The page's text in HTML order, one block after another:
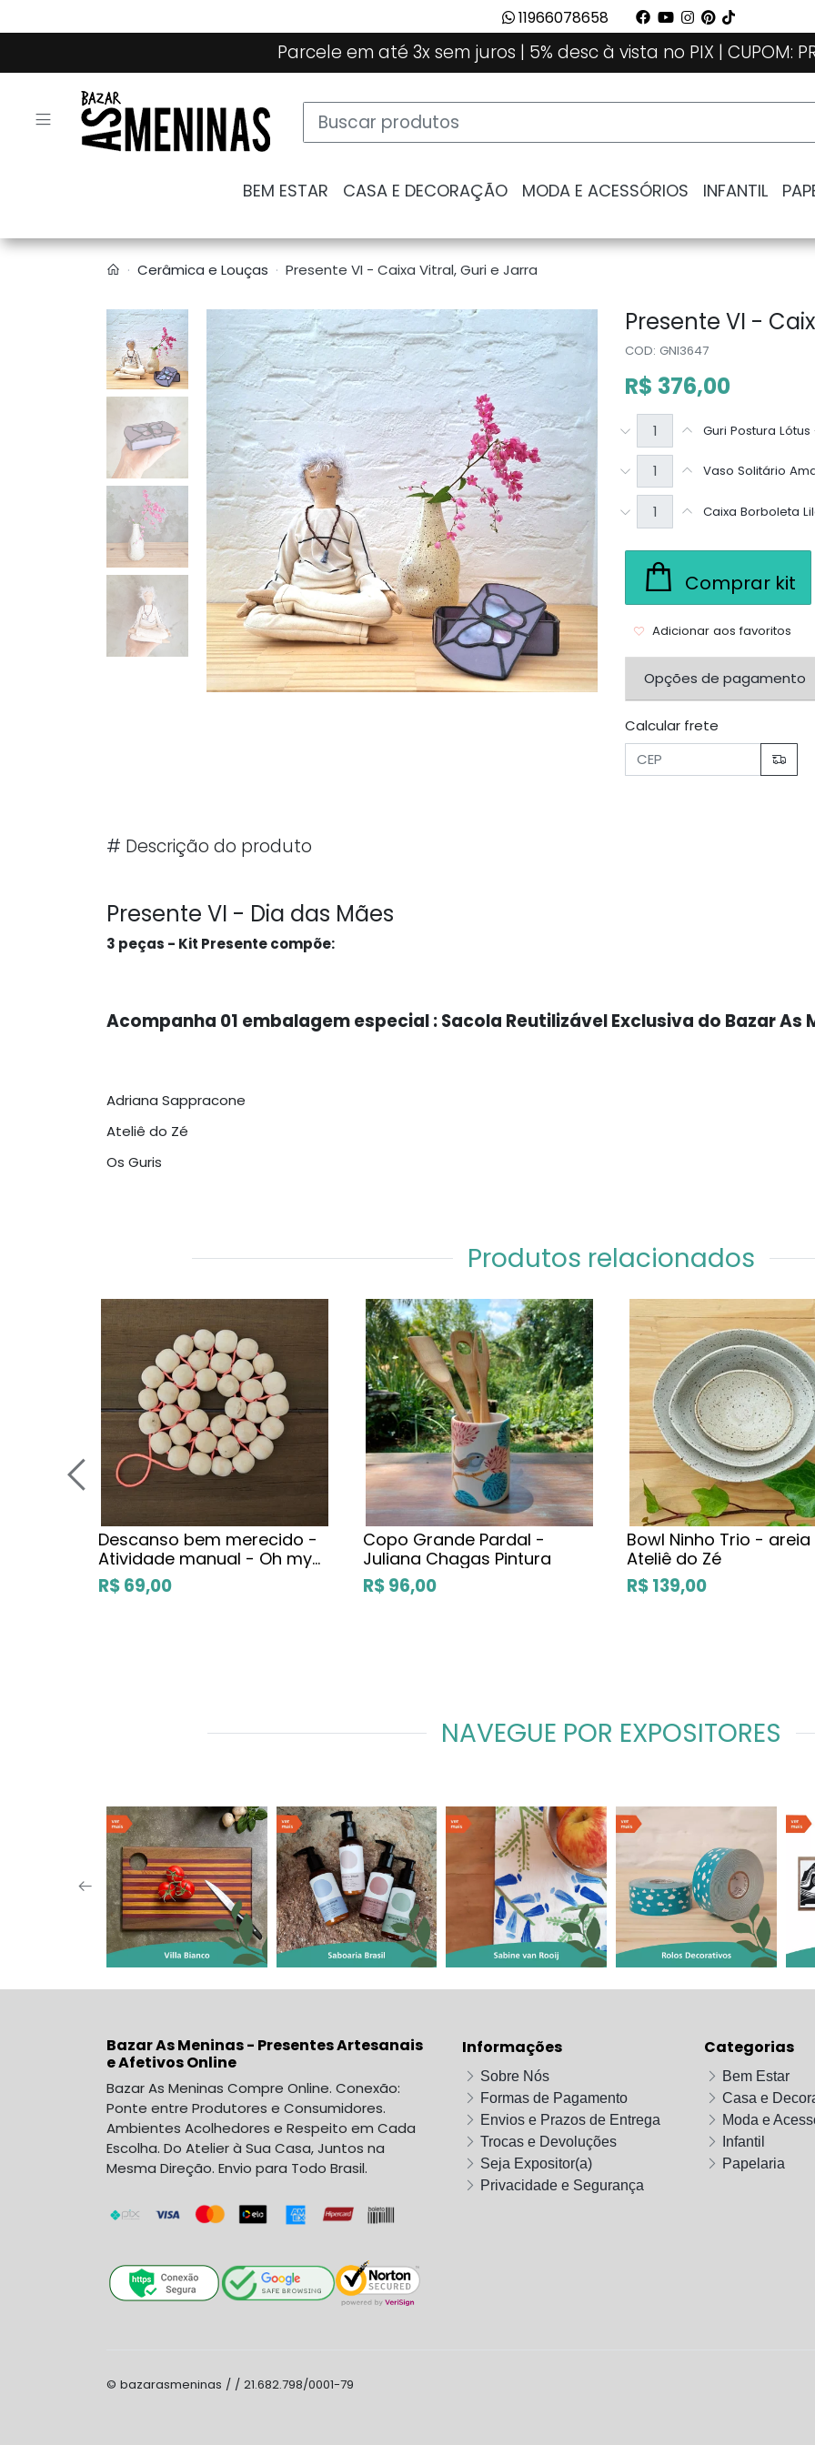
Parcele em até 3x sem juros | 5% desc à vista no PIX | CUPOM:
11966078658
BEM ESTAR CASA E DECORAÇÃO MODA E ACESSÓRIOS INFANTIL
Cerâmica e Louças Presente VI - Caixa Vitral, Guri e Jarra
Presente VI -
COD: GNI3647
R$ 376,00
Guri Postura
Vaso Solitário
Caixa Borboleta
Comprar kit
Adicionar aos favoritos
Opções de pagamento
Calcular frete
# Descrição do produto
Presente VI - Dia das Mães
3 peças - Kit Presente compõe:
Acompanha 01 embalagem especial : Sacola Reutilizável Exclusiva do Bazar As
Adriana Sappracone
Ateliê do Zé
Os Guris
Produtos relacionados
Descanso bem merecido -
Atividade manual - Oh my
Box!
R$ 69,00
Copo Grande Pardal -
Juliana Chagas Pintura
R$ 96,00
Bowl Ninho Trio -
Ateliê do Zé
R$ 139,00
NAVEGUE POR EXPOSITORES
Informações
Sobre Nós
Formas de Pagamento
Envios e Prazos de Entrega
Trocas e Devoluções
Seja Expositor(a)
Privacidade e Segurança
Categorias
Bem Estar
Casa e
Moda e
Infantil
Papelaria
Bazar As Meninas - Presentes Artesanais
e Afetivos Online
Bazar As Meninas Compre Online. Conexão:
Ponte entre Produtores e Consumidores.
Ambientes Acolhedores e Respeito em Cada
Escolha. Do Atelier à Sua Casa, Juntos na
Mesma Direção. Envio para Todo Brasil.
© bazarasmeninas / / 21.682.798/0001-79